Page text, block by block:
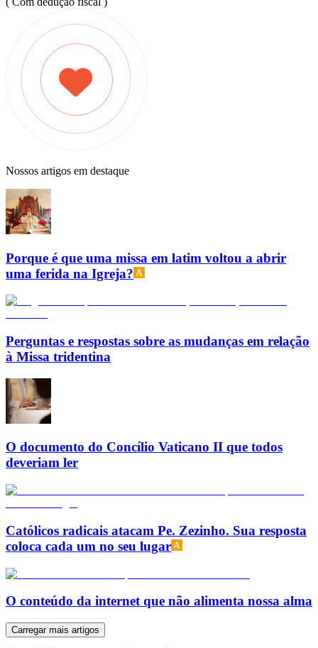
Nossos artigos em destaque
Porque é que uma missa em latim voltou a abrir
uma ferida na Igreja?
Perguntas e respostas sobre as mudanças em relação
à Missa tridentina
O documento do Concílio Vaticano II que todos
deveriam ler
Católicos radicais atacam Pe. Zezinho. Sua resposta
coloca cada um no seu lugar
O conteúdo da internet que não alimenta nossa alma
Carregar mais artigos